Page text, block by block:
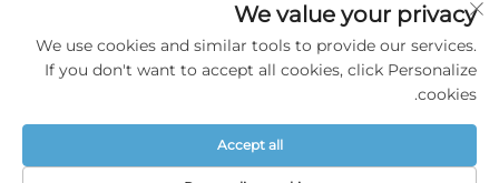
Add: 50 Gaofeng South Lane، West GateFuzhou، Fujian، چین
تلفن:‎+86-19859128239‎
ایمیل:
We value your privacy
We use cookies and similar tools to provide our services.
If you don't want to accept all cookies, click Personalize
cookies.
Accept all